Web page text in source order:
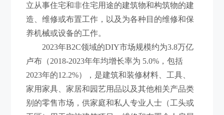
立从事住宅和非住宅用途的建筑物和构筑物的建
造、维修或布置工作，以及为各种目的维修和保
养机械或设备的工作。
2023年B2C领域的DIY市场规模约为3.8万亿
卢布（2018-2023年年均增长率为 5.0%，包括
2023年的12.2%），是建筑和装修材料、工具、
家用家具、家居和园艺用品以及其他相关产品类
别的零售市场，供家庭和私人专业人士（工头或